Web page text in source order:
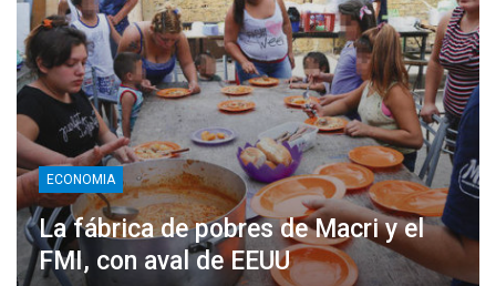
ECONOMIA
La fábrica de pobres de Macri y el
FMI, con aval de EEUU